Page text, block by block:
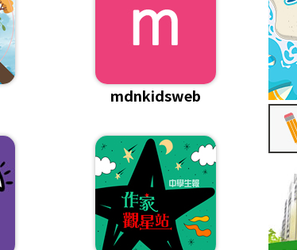
mdnkidsweb